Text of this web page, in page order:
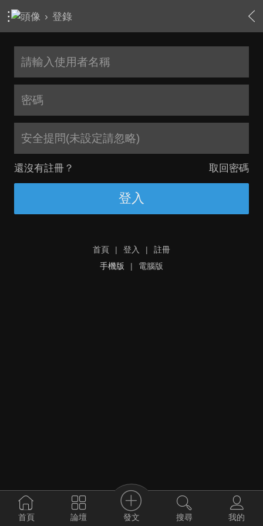
› 登錄
安全提問(未設定請忽略)
還沒有註冊？ 取回密碼
登入
首頁 | 登入 |
註冊
手機版
| 電腦版
首頁 論壇 發文 搜尋 我的